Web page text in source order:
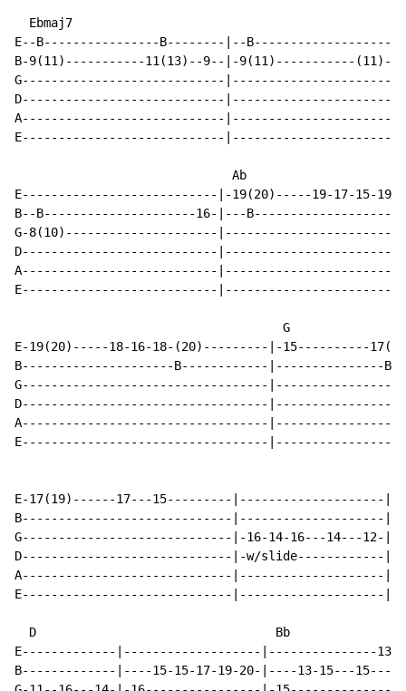
Ebmaj7
E--B----------------B--------|--
B-9(11)-----------11(13)--9--|-9(11)-----------
G----------------------------|-----------------------
D----------------------------
A----------------------------
E----------------------------
                              Ab
E---------------------------|-19(20)-----19-17-15-
B--B---------------------16-|---B-------------------
G-8(10)---------------------
D---------------------------
A---------------------------
E---------------------------
                                     G
E-19(20)-----18-16-18-(20)---------|-15----------
B---------------------B------------|---------------
G----------------------------------
D----------------------------------
A----------------------------------
E----------------------------------
E-17(19)------17---15---------|--------------------
B-----------------------------|--------------------
G-----------------------------|-16-14-16---14---12-|-
D-----------------------------|-w/slide------------
A-----------------------------|--------------------
E-----------------------------|--------------------
D                                 Bb
E-------------|-------------------|---------------13-
B-------------|----15-15-17-19-20-|----13-15---15----